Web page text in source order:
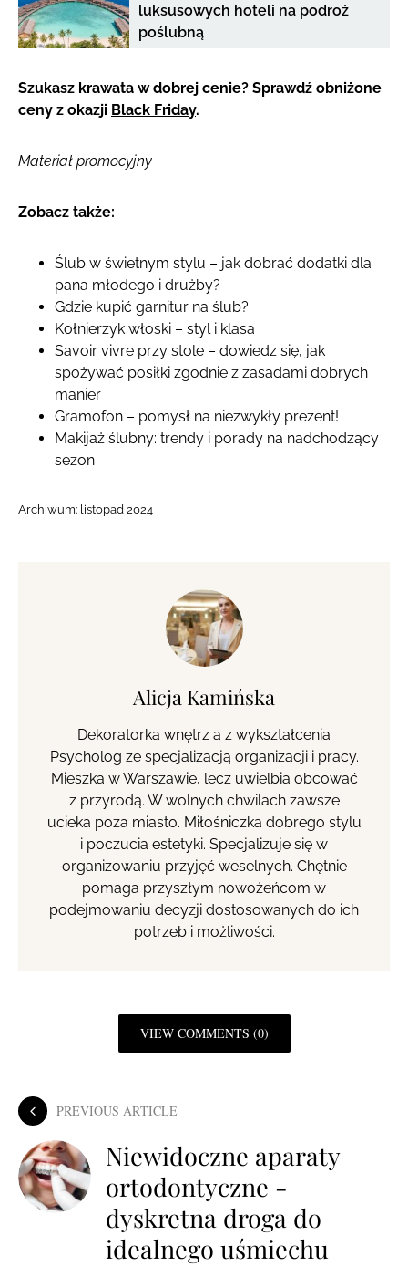
luksusowych hoteli na podroż
poślubną
Szukasz krawata w dobrej cenie? Sprawdź obniżone
ceny z okazji Black Friday.
Materiał promocyjny
Zobacz także:
Ślub w świetnym stylu – jak dobrać dodatki dla
pana młodego i drużby?
Gdzie kupić garnitur na ślub?
Kołnierzyk włoski – styl i klasa
Savoir vivre przy stole – dowiedz się, jak
spożywać posiłki zgodnie z zasadami dobrych
manier
Gramofon – pomysł na niezwykły prezent!
Makijaż ślubny: trendy i porady na nadchodzący
sezon
Archiwum: listopad 2024
Alicja Kamińska
Dekoratorka wnętrz a z wykształcenia
Psycholog ze specjalizacją organizacji i pracy.
Mieszka w Warszawie, lecz uwielbia obcować
z przyrodą. W wolnych chwilach zawsze
ucieka poza miasto. Miłośniczka dobrego stylu
i poczucia estetyki. Specjalizuje się w
organizowaniu przyjęć weselnych. Chętnie
pomaga przyszłym nowożeńcom w
podejmowaniu decyzji dostosowanych do ich
potrzeb i możliwości.
VIEW COMMENTS (0)
PREVIOUS ARTICLE
Niewidoczne aparaty
ortodontyczne -
dyskretna droga do
idealnego uśmiechu